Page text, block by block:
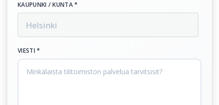
KAUPUNKI / KUNTA *
VIESTI *